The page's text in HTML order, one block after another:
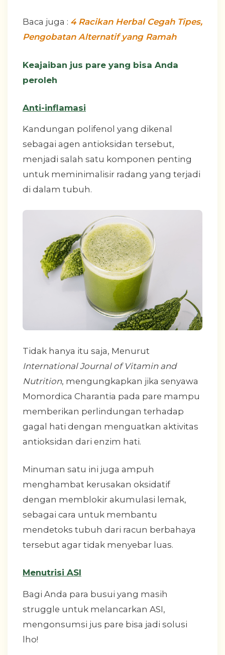
Baca juga : 4 Racikan Herbal Cegah Tipes,
Pengobatan Alternatif yang Ramah
Keajaiban jus pare yang bisa Anda
peroleh
Anti-inflamasi
Kandungan polifenol yang dikenal
sebagai agen antioksidan tersebut,
menjadi salah satu komponen penting
untuk meminimalisir radang yang terjadi
di dalam tubuh.
Tidak hanya itu saja, Menurut
International Journal of Vitamin and
Nutrition, mengungkapkan jika senyawa
Momordica Charantia pada pare mampu
memberikan perlindungan terhadap
gagal hati dengan menguatkan aktivitas
antioksidan dari enzim hati.
Minuman satu ini juga ampuh
menghambat kerusakan oksidatif
dengan memblokir akumulasi lemak,
sebagai cara untuk membantu
mendetoks tubuh dari racun berbahaya
tersebut agar tidak menyebar luas.
Menutrisi ASI
Bagi Anda para busui yang masih
struggle untuk melancarkan ASI,
mengonsumsi jus pare bisa jadi solusi
lho!